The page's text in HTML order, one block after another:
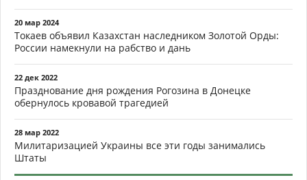
20 мар 2024
Токаев объявил Казахстан наследником Золотой Орды:
России намекнули на рабство и дань
22 дек 2022
Празднование дня рождения Рогозина в Донецке
обернулось кровавой трагедией
28 мар 2022
Милитаризацией Украины все эти годы занимались
Штаты